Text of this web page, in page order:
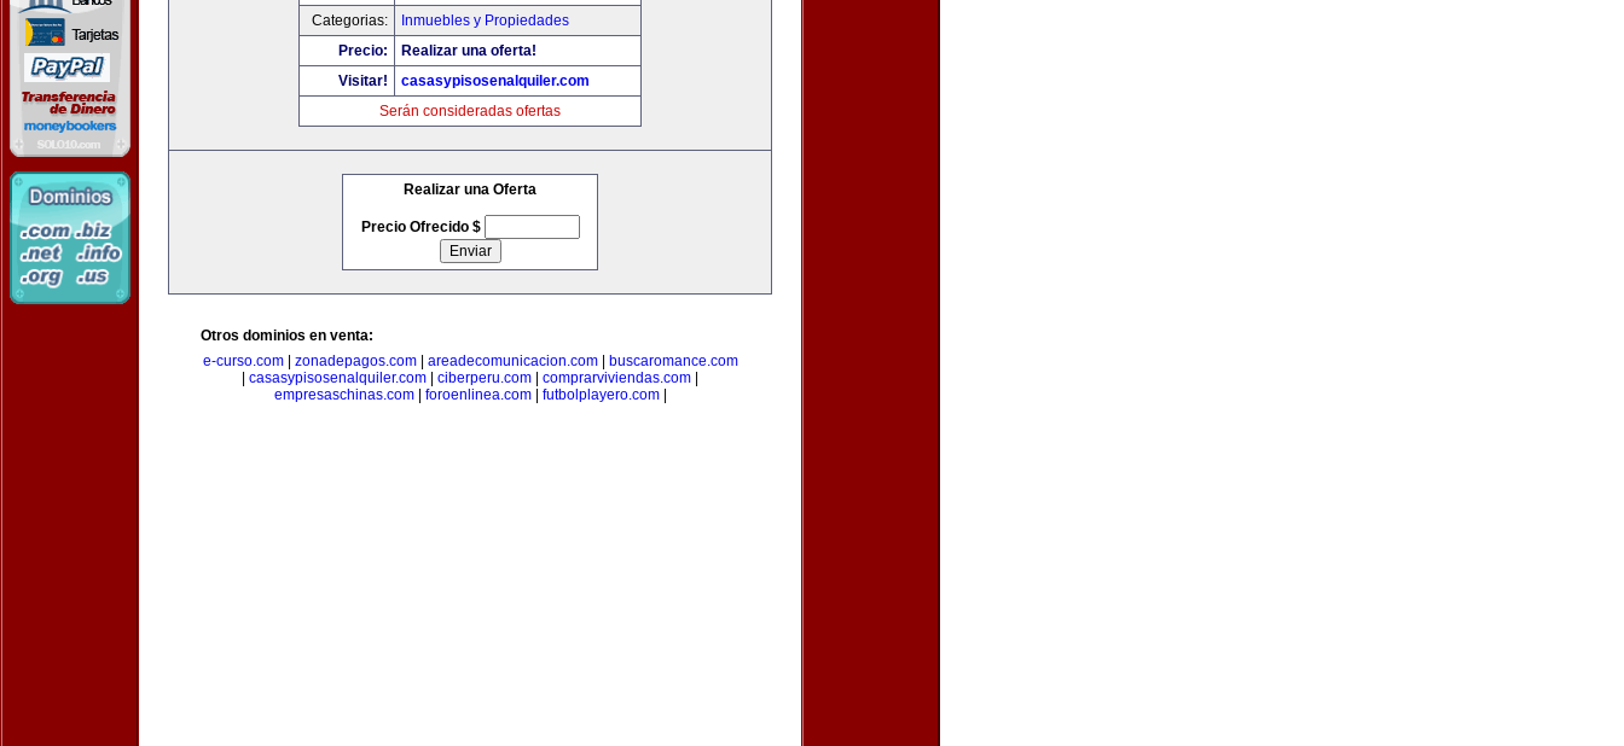
Categorias:
Inmuebles y Propiedades
Precio:
Realizar una oferta!
Visitar!
casasypisosenalquiler.com
Serán consideradas ofertas
Realizar una Oferta
Precio Ofrecido $
Otros dominios en venta:
e-curso.com| zonadepagos.com| areadecomunicacion.com|
buscaromance.com
casasypisosenalquiler.com ciberperu.com comprarviviendas.com
empresaschinas.com| foroenlinea.com| futbolplayero.com|